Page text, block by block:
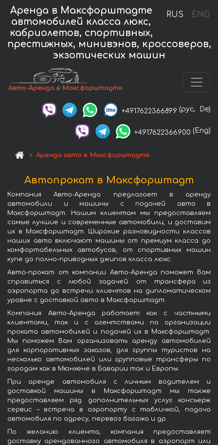
RUS ENG
Аренда в Максфорштадте
автомобилей класса люкс,
кабриолетов, спортивных,
престижных, минивэнов, кроссоверов,
экзотических машин
Авто-Аренда в Максфорштадте
+4917622366899 (рус, De)
+4917622366900 (Eng)
Аренда авто в Максфорштадте
Автопрокат в Максфорштадт
Компания Авто-Аренда предлагает в аренду
автомобили и машины с подачей авто в
Максфорштадт. Нашим клиентам мы предоставляем
самые лучшие и современные автомобили, и доставим
их в Максфорштадт. Широкие разновидности классов
наших авто включают машины от премиум класса до
комфортабельных автобусов, от спортивных машин
купе до полно-приводных джипов класса люкс.
Авто-прокат от компании Авто-Аренда поможет Вам
справиться с любой задачей: от трансфера из
аэропорта до встречи клиентов на дипломатическом
уровне с доставкой авто в Максфорштадт.
Компания Авто-Аренда работает как с частными
клиентами, так и с агентствами по организации
проката автомобилей и подачей их в Максфорштадт.
Мы поможем Вам организовать аренду автомобилей
для корпоративных заказов, для группы туристов на
несколько автомобилей или групповые трансферы по
городам как в Мюнхене в Баварии так и Европы.
При аренде автомобиля с личным водителем и
доставкой машины в Максфорштадт мы также
предоставляем ряд дополнительных услуг консьерж
сервис – встреча в аэропорту с табличкой, подача
автомобиля по адресу, перевоз багажа и др.
По желанию клиента, компания предоставляет
доставку арендованного автомобиля в аэропорт или